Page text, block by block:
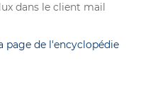
dans le client mail
page de l'encyclopédie